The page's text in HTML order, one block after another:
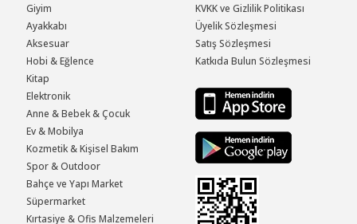
Giyim
Ayakkabı
Aksesuar
Hobi & Eğlence
Kitap
Elektronik
Anne & Bebek & Çocuk
Ev & Mobilya
Kozmetik & Kişisel Bakım
Spor & Outdoor
Bahçe ve Yapı Market
Süpermarket
Kırtasiye & Ofis Malzemeleri
KVKK ve Gizlilik Politikası
Üyelik Sözleşmesi
Satış Sözleşmesi
Katkıda Bulun Sözleşmesi